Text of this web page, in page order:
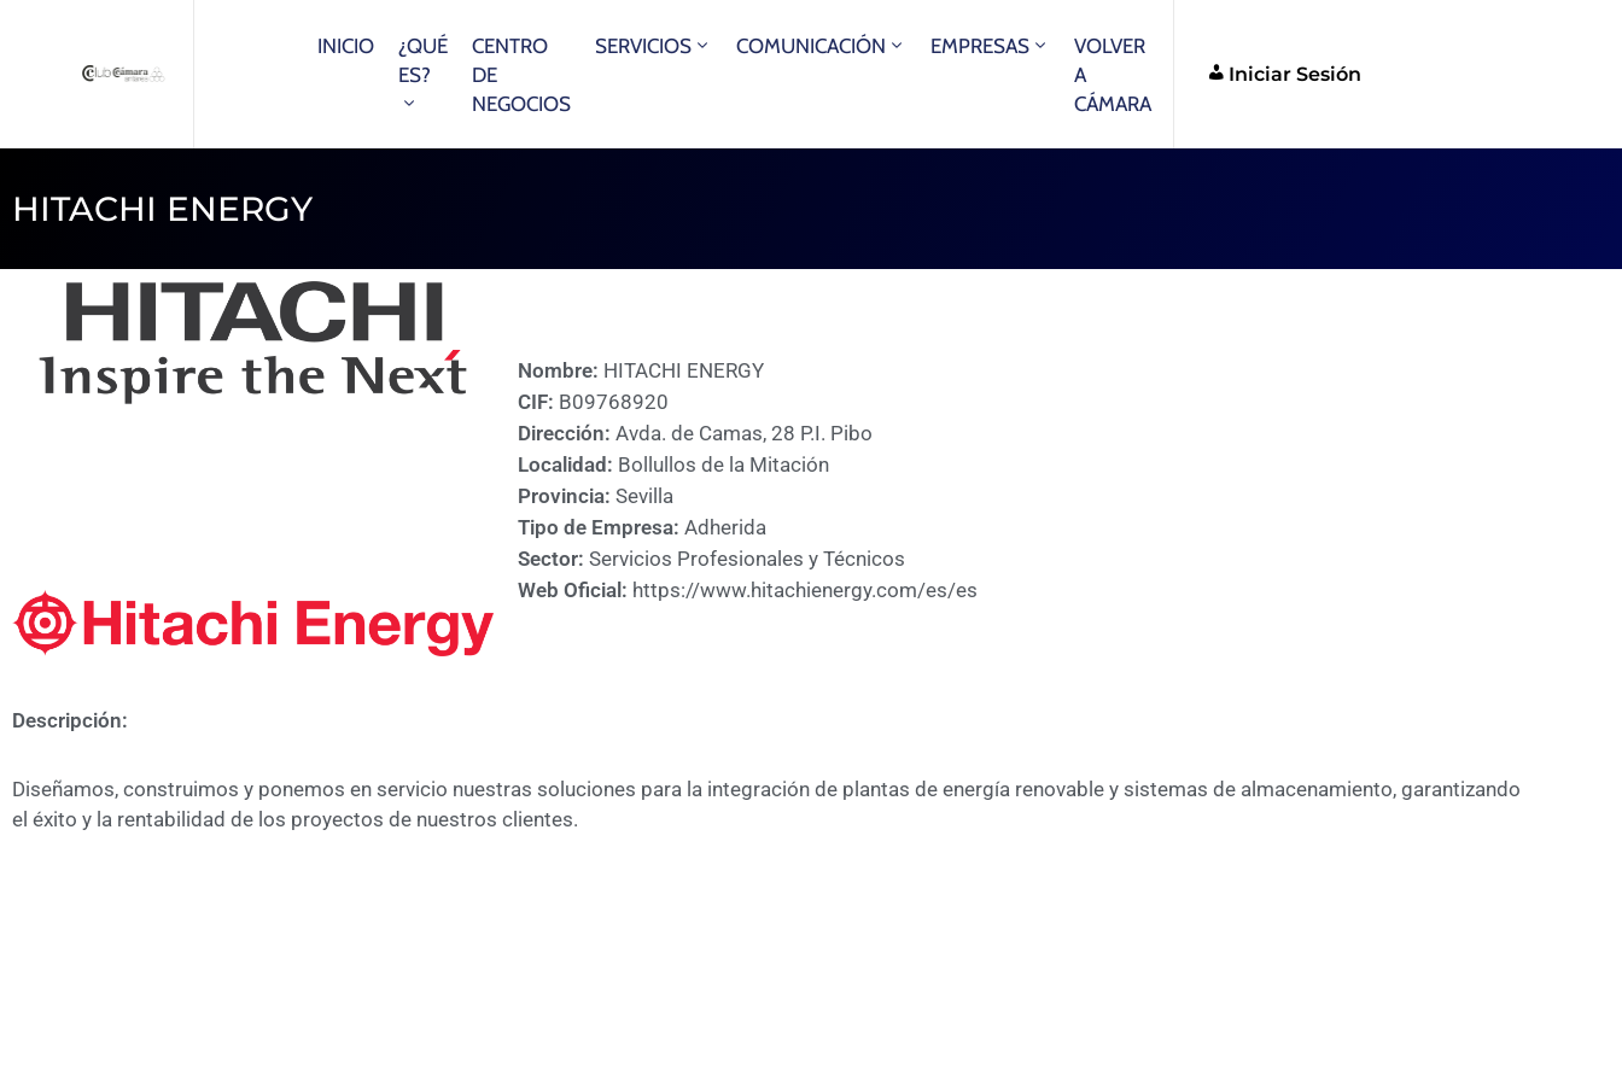
INICIO
¿QUÉ
ES?
CENTRO
DE
NEGOCIOS
SERVICIOS COMUNICACIÓN EMPRESAS
VOLVER
A
CÁMARA
Iniciar Sesión
HITACHI ENERGY
Nombre: HITACHI ENERGY
CIF: B09768920
Dirección: Avda. de Camas, 28 P.I. Pibo
Localidad: Bollullos de la Mitación
Provincia: Sevilla
Tipo de Empresa: Adherida
Sector: Servicios Profesionales y Técnicos
Web Oficial: https://www.hitachienergy.com/es/es
Descripción:
Diseñamos, construimos y ponemos en servicio nuestras soluciones para la integración de plantas de energía renovable y sistemas de almacenamiento, garantizando
el éxito y la rentabilidad de los proyectos de nuestros clientes.